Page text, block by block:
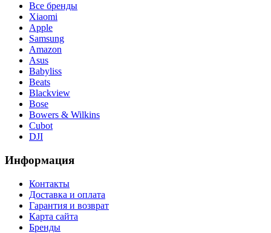
Все бренды
Xiaomi
Apple
Samsung
Amazon
Asus
Babyliss
Beats
Blackview
Bose
Bowers & Wilkins
Cubot
DJI
Информация
Контакты
Доставка и оплата
Гарантия и возврат
Карта сайта
Бренды